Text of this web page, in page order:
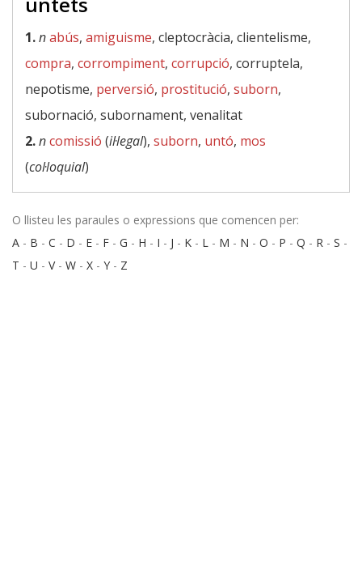
1.nabús, amiguisme, cleptocràcia, clientelisme,
compra, corrompiment, corrupció, corruptela,
nepotisme, perversió, prostitució, suborn,
subornació, subornament, venalitat
2.ncomissió (il·legal), suborn, untó, mos
(col·loquial)
O llisteu les paraules o expressions que comencen per:
A - B - C - D - E - F - G - H - I - J - K - L - M - N - O - P - Q - R - S -
T - U - V- W - X - Y - Z